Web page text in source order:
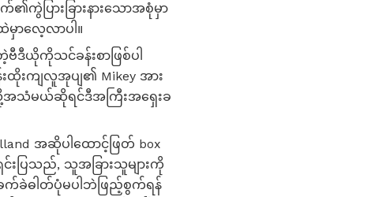
ြားခြားနားသောအစုံမှာ
ာလေ့လာပါ။
ယိုကိုသင်ခန်းစာဖြစ်ပါ
ထိုးကျလူအုပျ၏ Mikey အား
သို့အသံမယ်ဆိုရင်ဒီအကြီးအရှေးခ
အဆိုပါထောင့်ဖြတ် box
ြသည်, သူအခြားသူများကို
ခဲဓါတ်ပုံမပါဘဲဖြည့်စွက်ရန်